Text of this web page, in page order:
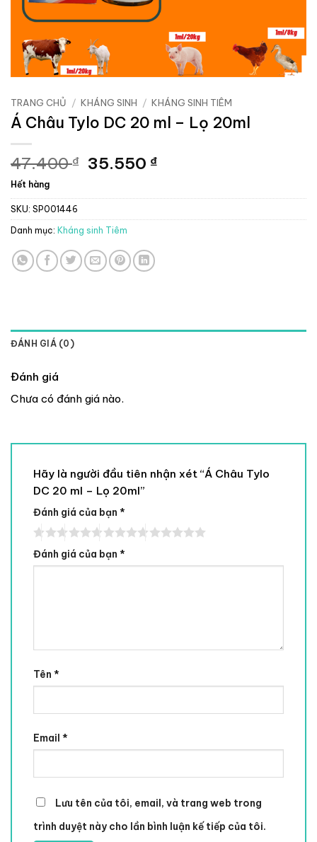
TRANG CHỦ / KHÁNG SINH / KHÁNG SINH TIÊM
Á Châu Tylo DC 20 ml – Lọ 20ml
47.400₫ Giá
là:
35.550 ₫Giá
tại
35.550 ₫.
Hết hàng
SKU: SP001446
Danh mục: Kháng sinh Tiêm
ĐÁNH GIÁ (0)
Đánh giá
Chưa có đánh giá nào.
Hãy là người đầu tiên nhận xét “Á Châu Tylo
DC 20 ml – Lọ 20ml”
Đánh giá của bạn *
Đánh giá của bạn *
Tên *
Email *
Lưu tên của tôi, email, và trang web trong
trình duyệt này cho lần bình luận kế tiếp của tôi.